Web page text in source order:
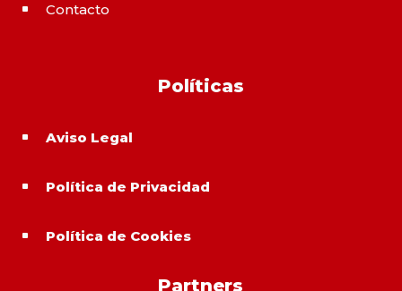
^ Contacto
Políticas
^ Aviso Legal
^ Política de Privacidad
^ Política de Cookies
Partners